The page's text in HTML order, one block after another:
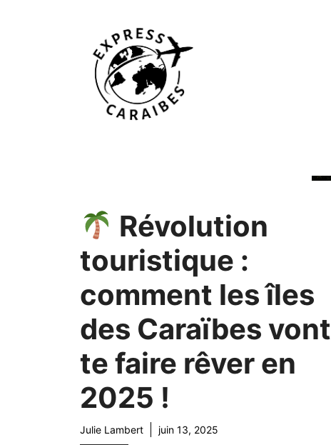
Révolution
touristique :
comment les îles
des Caraïbes vont
te faire rêver en
2025 !
Julie Lambert juin 13, 2025